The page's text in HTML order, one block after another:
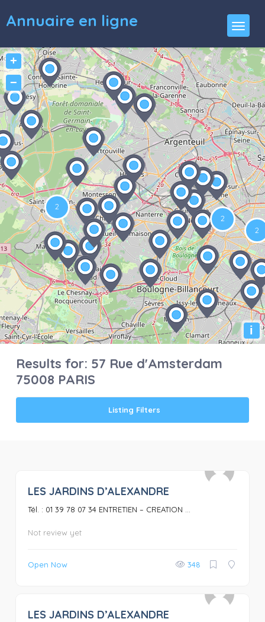
Annuaire en ligne
+
−
i
Results for: 57 Rue d'Amsterdam
75008 PARIS
Listing Filters
LES JARDINS D’ALEXANDRE
Tél. : 01 39 78 07 34 ENTRETIEN – CREATION ...
Not review yet
Open Now 348
LES JARDINS D’ALEXANDRE